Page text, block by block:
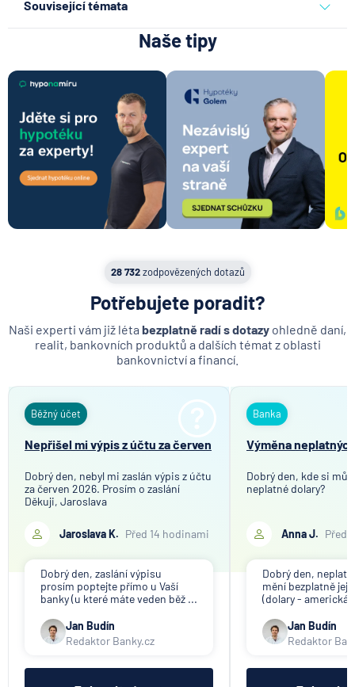
Související témata
Naše tipy
28 732zodpovězených dotazů
Potřebujete poradit?
Naši experti vám již léta bezplatně radí s dotazy ohledně daní,
realit, bankovních produktů a dalších témat z oblasti
bankovnictví a financí.
Běžný účet
Nepřišel mi výpis z účtu za červen
Dobrý den, nebyl mi zaslán výpis z účtu
za červen 2026. Prosím o zaslání
Děkuji, Jaroslava
Jaroslava K. Před 14 hodinami
Dobrý den, zaslání výpisu
prosím poptejte přímo u Vaší
banky (u které máte veden běž ...
Jan Budín
Redaktor Banky.cz
Banka
Výměna
Dobrý den, kde si
neplatné dolary?
Anna J. Před
Dobrý den,
mění bezplatně
(dolary - americká
Jan Budín
Redaktor